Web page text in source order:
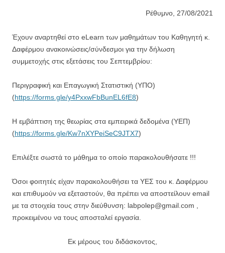
Ρέθυμνο, 27/08/2021
Έχουν αναρτηθεί στο eLearn των μαθημάτων του Καθηγητή κ.
Δαφέρμου ανακοινώσεις/σύνδεσμοι για την δήλωση
συμμετοχής στις εξετάσεις του Σεπτεμβρίου:
Περιγραφική και Επαγωγική Στατιστική (ΥΠΟ)
(https://forms.gle/y4PxxwFbBunEL6fE8)
Η εμβάπτιση της θεωρίας στα εμπειρικά δεδομένα (ΥΕΠ)
(https://forms.gle/Kw7nXYPeiSeC9JTX7)
Επιλέξτε σωστά το μάθημα το οποίο παρακολουθήσατε !!!
Όσοι φοιτητές είχαν παρακολουθήσει τα ΥΕΣ του κ. Δαφέρμου
και επιθυμούν να εξεταστούν, θα πρέπει να αποστείλουν email
με τα στοιχεία τους στην διεύθυνση: labpolep@gmail.com ,
προκειμένου να τους αποσταλεί εργασία.
Εκ μέρους του διδάσκοντος,